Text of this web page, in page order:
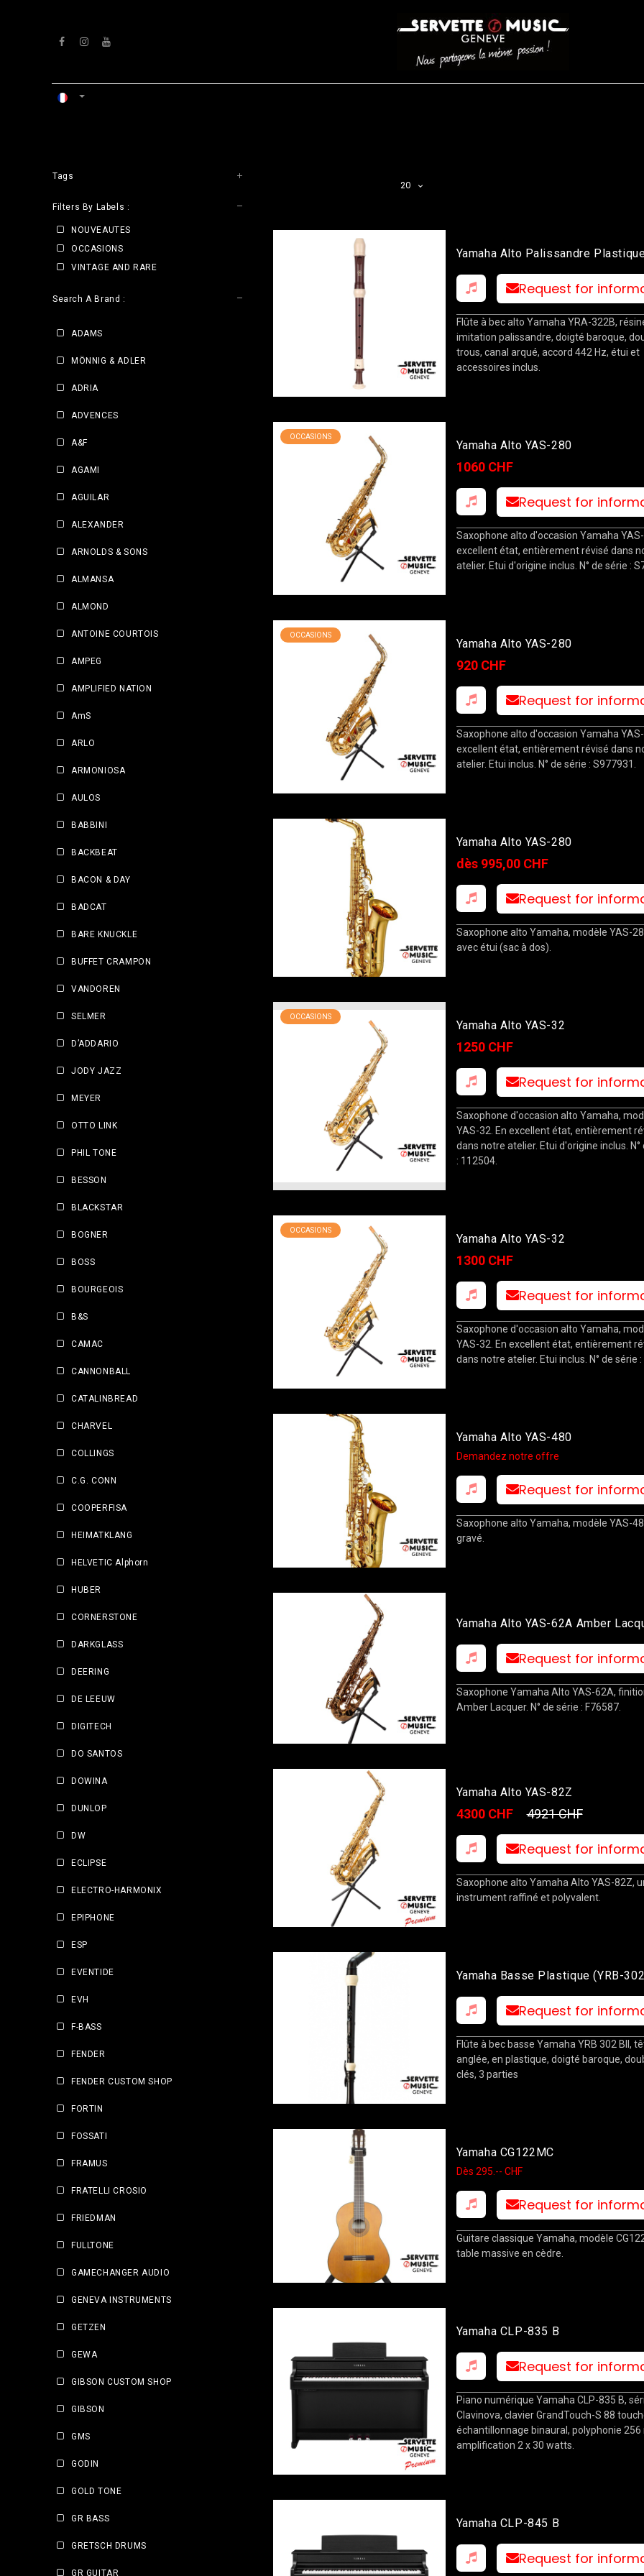
Tags
Filters By Labels :
NOUVEAUTES
OCCASIONS
VINTAGE AND RARE
Search A Brand :
ADAMS
MÖNNIG & ADLER
ADRIA
ADVENCES
A&F
AGAMI
AGUILAR
ALEXANDER
ARNOLDS & SONS
ALMANSA
ALMOND
ANTOINE COURTOIS
AMPEG
AMPLIFIED NATION
AmS
ARLO
ARMONIOSA
AULOS
BABBINI
BACKBEAT
BACON & DAY
BADCAT
BARE KNUCKLE
BUFFET CRAMPON
VANDOREN
SELMER
D’ADDARIO
JODY JAZZ
MEYER
OTTO LINK
PHIL TONE
BESSON
BLACKSTAR
BOGNER
BOSS
BOURGEOIS
B&S
CAMAC
CANNONBALL
CATALINBREAD
CHARVEL
COLLINGS
C.G. CONN
COOPERFISA
HEIMATKLANG
HELVETIC Alphorn
HUBER
CORNERSTONE
DARKGLASS
DEERING
DE LEEUW
DIGITECH
DO SANTOS
DOWINA
DUNLOP
DW
ECLIPSE
ELECTRO-HARMONIX
EPIPHONE
ESP
EVENTIDE
EVH
F-BASS
FENDER
FENDER CUSTOM SHOP
FORTIN
FOSSATI
FRAMUS
FRATELLI CROSIO
FRIEDMAN
FULLTONE
GAMECHANGER AUDIO
GENEVA INSTRUMENTS
GETZEN
GEWA
GIBSON CUSTOM SHOP
GIBSON
GMS
GODIN
GOLD TONE
GR BASS
GRETSCH DRUMS
GR GUITAR
20
Yamaha Alto Palissandre Plastique
322 B)
Request for
Flûte à bec alto Yamaha YRA-322B,
imitation palissandre, doigté baroque,
trous, canal arqué, accord 442 Hz, étui et
accessoires inclus.
OCCASIONS
Yamaha Alto YAS-280
1060 CHF
Request for
Saxophone alto d'occasion Yamaha
excellent état, entièrement révisé dans
atelier. Etui d'origine inclus. N° de série :
OCCASIONS
Yamaha Alto YAS-280
920 CHF
Request for
Saxophone alto d'occasion Yamaha
excellent état, entièrement révisé dans
atelier. Etui inclus. N° de série : S977931.
Yamaha Alto YAS-280
dès 995,00 CHF
Request for
Saxophone alto Yamaha, modèle YAS-
avec étui (sac à dos).
OCCASIONS
Yamaha Alto YAS-32
1250 CHF
Request for
Saxophone d'occasion alto Yamaha,
YAS-32. En excellent état, entièrement
dans notre atelier. Etui d'origine inclus. N°
: 112504.
OCCASIONS
Yamaha Alto YAS-32
1300 CHF
Request for
Saxophone d'occasion alto Yamaha,
YAS-32. En excellent état, entièrement
dans notre atelier. Etui inclus. N° de série :
Yamaha Alto YAS-480
Demandez notre offre
Request for
Saxophone alto Yamaha, modèle YAS-
gravé.
Yamaha Alto YAS-62A Amber
Request for
Saxophone Yamaha Alto YAS-62A,
Amber Lacquer. N° de série : F76587.
Yamaha Alto YAS-82Z
4300 CHF 4921 CHF
Request for
Saxophone alto Yamaha Alto YAS-82Z,
instrument raffiné et polyvalent.
Yamaha Basse Plastique (YRB-
Request for
Flûte à bec basse Yamaha YRB 302 BII,
anglée, en plastique, doigté baroque,
clés, 3 parties
Yamaha CG122MC
Dès 295.-- CHF
Request for
Guitare classique Yamaha, modèle
table massive en cèdre.
Yamaha CLP-835 B
Request for
Piano numérique Yamaha CLP-835 B,
Clavinova, clavier GrandTouch-S 88
échantillonnage binaural, polyphonie 256
amplification 2 x 30 watts.
Yamaha CLP-845 B
Request for